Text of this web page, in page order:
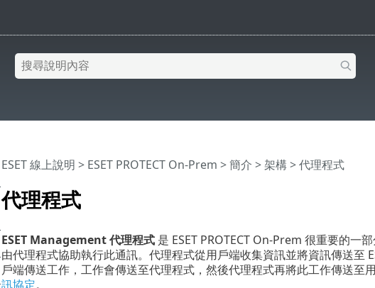
代理程式
ESET 線上說明 > ESET PROTECT On-Prem >簡介 >架構> 代理程式
ESET Management 代理程式是 ESET PROTECT On-Prem 很重要的一
由代理程式協助執行此通訊。代理程式從用戶端收集資訊並將資訊傳送至
戶端傳送工作，工作會傳送至代理程式，然後代理程式再將此工作傳送
訊協定。